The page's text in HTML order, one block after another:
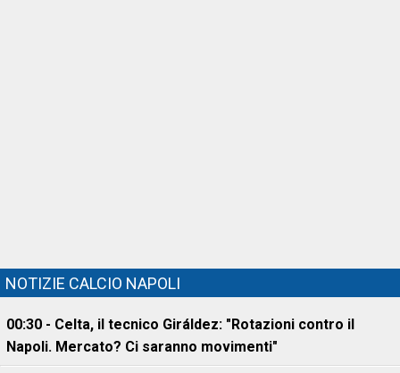
NOTIZIE CALCIO NAPOLI
00:30 - Celta, il tecnico Giráldez: "Rotazioni contro il
Napoli. Mercato? Ci saranno movimenti"